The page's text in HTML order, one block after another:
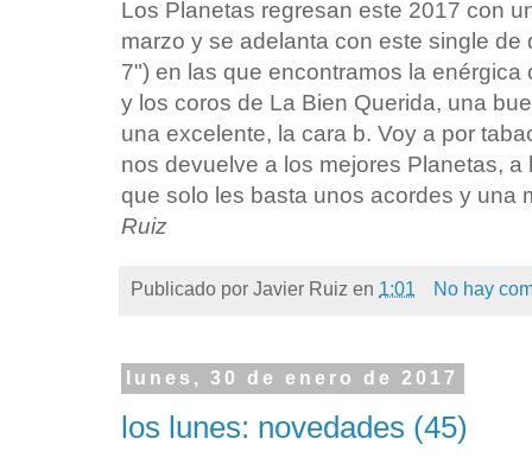
Los Planetas regresan este 2017 con
marzo y se adelanta con este single
7") en las que encontramos la
y los coros de La Bien Querida, una
una excelente, la cara b. Voy a por
nos devuelve a los mejores Planetas,
que solo les basta unos acordes y una
Ruiz
Publicado por Javier Ruiz en 1:01 No hay
lunes, 30 de enero de 2017
los lunes: novedades (45)